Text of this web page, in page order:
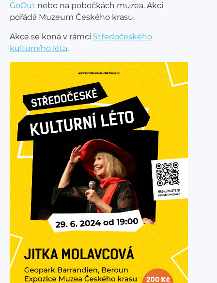
GoOut nebo na pobočkách muzea. Akci
pořádá Muzeum Českého krasu.
Akce se koná v rámci Středočeského
kulturního léta.